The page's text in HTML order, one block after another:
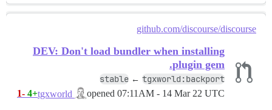
github.com/discourse/discourse
DEV: Don't load bundler when installing
plugin gem.
stable ← tgxworld:backport
opened 07:11AM - 14 Mar 22 UTC
+4
-1